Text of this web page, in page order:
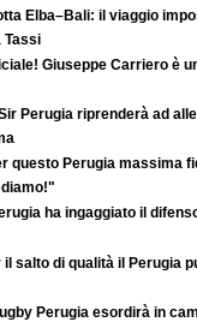
Elba–Bali: il viaggio
Tassi
Giuseppe Carriero è
Perugia riprenderà ad
questo Perugia massima
ha ingaggiato il
il salto di qualità il Perugia
Perugia esordirà in